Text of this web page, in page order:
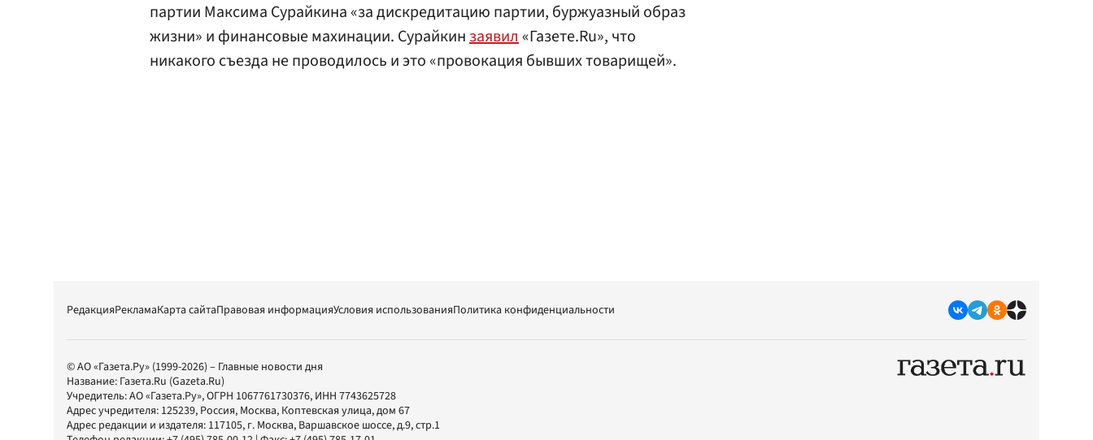
партии Максима Сурайкина «за дискредитацию партии, буржуазный образ
жизни» и финансовые махинации. Сурайкинзаявил«Газете.Ru», что
никакого съезда не проводилось и это «провокация бывших товарищей».
РедакцияРекламаКарта сайтаПравовая информацияУсловия использованияПолитика конфиденциальности
© АО «Газета.Ру» (1999-2026) – Главные новости дня
Название: Газета.Ru (Gazeta.Ru)
Учредитель:АО «Газета.Ру», ОГРН 1067761730376, ИНН 7743625728
Адрес учредителя: 125239, Россия, Москва, Коптевская улица, дом 67
Адрес редакции и издателя: 117105, г. Москва, Варшавское шоссе, д.9, стр.1